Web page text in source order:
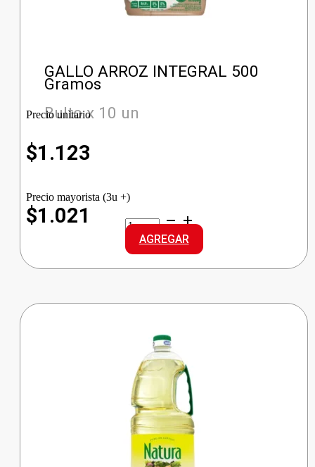
GALLO ARROZ INTEGRAL 500
Gramos
Bulto x 10 un
Precio unitario
$1.123
Precio mayorista (3u +)
$1.021
GALLO
ARROZ
INTEGRAL
cantidad
AGREGAR